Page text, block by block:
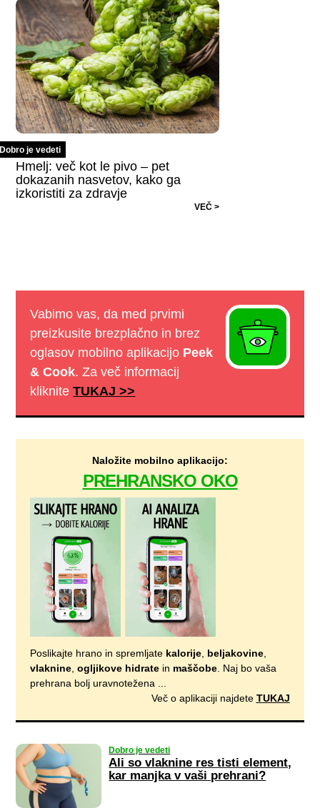
Dobro je vedeti
Hmelj: več kot le pivo – pet
dokazanih nasvetov, kako ga
izkoristiti za zdravje
VEČ >
Vabimo vas, da med prvimi
preizkusite brezplačno in brez
oglasov mobilno aplikacijo Peek
& Cook. Za več informacij
klikniteTUKAJ >>
Naložite mobilno aplikacijo:
PREHRANSKO OKO
Poslikajte hrano in spremljate kalorije beljakovine
vlaknine ,ogljikove hidrate in maščobe . Naj bo vaša
prehrana bolj uravnotežena ...
Več o aplikaciji najdete TUKAJ
Dobro je vedeti
Ali so vlaknine res tisti element,
kar manjka v vaši prehrani?